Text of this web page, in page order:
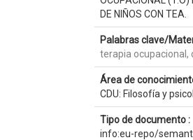
DE NIÑOS CON TEA.
Palabras clave/
terapia ocupacional,
Área de
CDU: Filosofía y
Tipo de documento :
info:eu-repo/